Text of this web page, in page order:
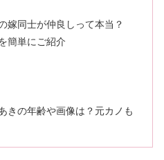
嫁同士が仲良しって本当？
簡単にご紹介
きの年齢や画像は？元カノも